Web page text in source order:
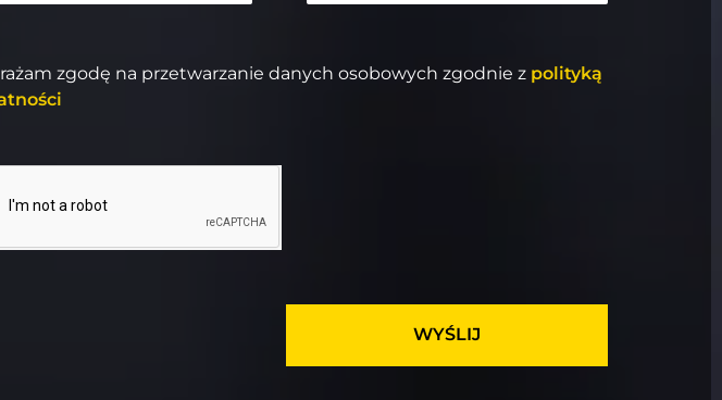
zgodę na przetwarzanie danych osobowych zgodnie z polityką
WYŚLIJ